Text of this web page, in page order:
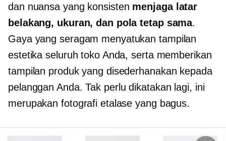
dan nuansa yang konsisten menjaga latar
belakang, ukuran, dan pola tetap sama.
Gaya yang seragam menyatukan tampilan
estetika seluruh toko Anda, serta memberikan
tampilan produk yang disederhanakan kepada
pelanggan Anda. Tak perlu dikatakan lagi, ini
merupakan fotografi etalase yang bagus.